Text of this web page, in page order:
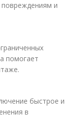
и
помогает
быстрое и
в